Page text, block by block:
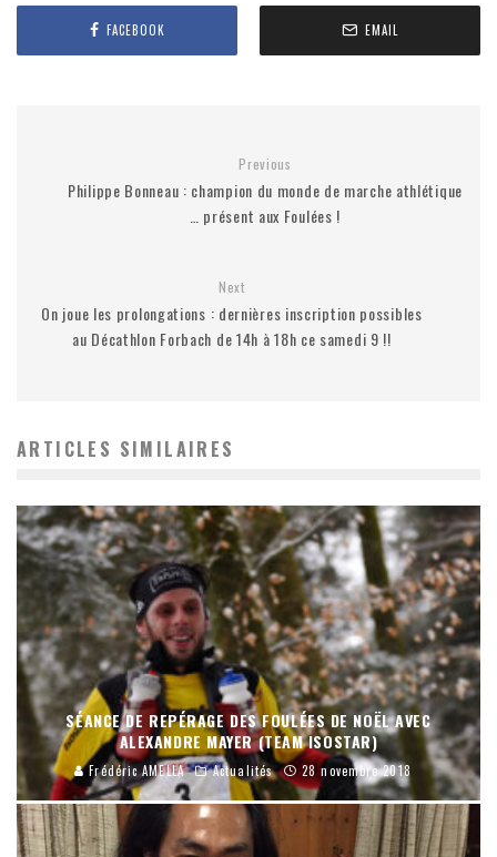
FACEBOOK EMAIL
Previous
Philippe Bonneau : champion du monde de marche athlétique
… présent aux Foulées !
Next
On joue les prolongations : dernières inscription possibles
au Décathlon Forbach de 14h à 18h ce samedi 9 !!
ARTICLES SIMILAIRES
SÉANCE DE REPÉRAGE DES FOULÉES DE NOËL AVEC
ALEXANDRE MAYER (TEAM ISOSTAR)
Frédéric AMELLA Actualités 28 novembre 2018